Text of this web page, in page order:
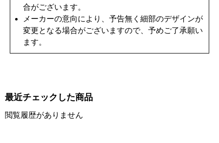
合がございます。
メーカーの意向により、予告無く細部のデザインが
変更となる場合がございますので、予めご了承願い
ます。
最近チェックした商品
閲覧履歴がありません